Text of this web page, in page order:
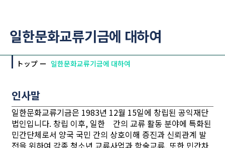
일한문화교류기금에 대하여
トップ 일한문화교류기금에 대하여
인사말
일한문화교류기금은 1983년 12월 15일에 창립된 공익재단
법인입니다. 창립 이후, 일한 간의 교류 활동 분야에 특화된
민간단체로서 양국 국민 간의 상호이해 증진과 신뢰관계 발
전을 위하여 각종 청소년 교류사업과 학술교류, 또한 민간차